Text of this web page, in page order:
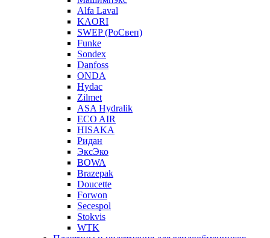
Alfa Laval
KAORI
SWEP (РоСвеп)
Funke
Sondex
Danfoss
ONDA
Hydac
Zilmet
ASA Hydralik
ECO AIR
HISAKA
Ридан
ЭксЭко
BOWA
Brazepak
Doucette
Forwon
Secespol
Stokvis
WTK